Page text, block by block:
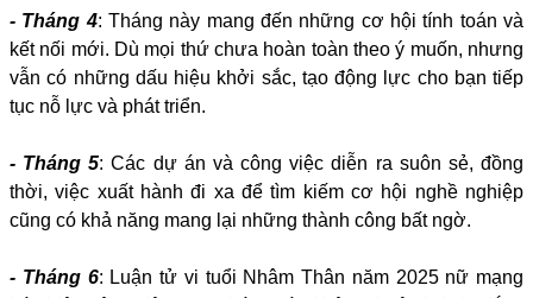
- Tháng 4: Tháng này mang đến những cơ hội tính toán và
kết nối mới. Dù mọi thứ chưa hoàn toàn theo ý muốn, nhưng
vẫn có những dấu hiệu khởi sắc, tạo động lực cho bạn tiếp
tục nỗ lực và phát triển.
- Tháng 5: Các dự án và công việc diễn ra suôn sẻ, đồng
thời, việc xuất hành đi xa để tìm kiếm cơ hội nghề nghiệp
cũng có khả năng mang lại những thành công bất ngờ.
- Tháng 6: Luận tử vi tuổi Nhâm Thân năm 2025 nữ mạng